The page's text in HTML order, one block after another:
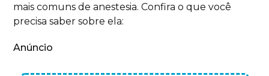
mais comuns de anestesia. Confira o que você
precisa saber sobre ela:
Anúncio